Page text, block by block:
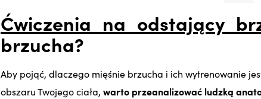
Ćwiczenia na odstający
brzucha?
Aby pojąć, dlaczego mięśnie brzucha i ich wytrenowanie
obszaru Twojego ciała, warto przeanalizować ludzką